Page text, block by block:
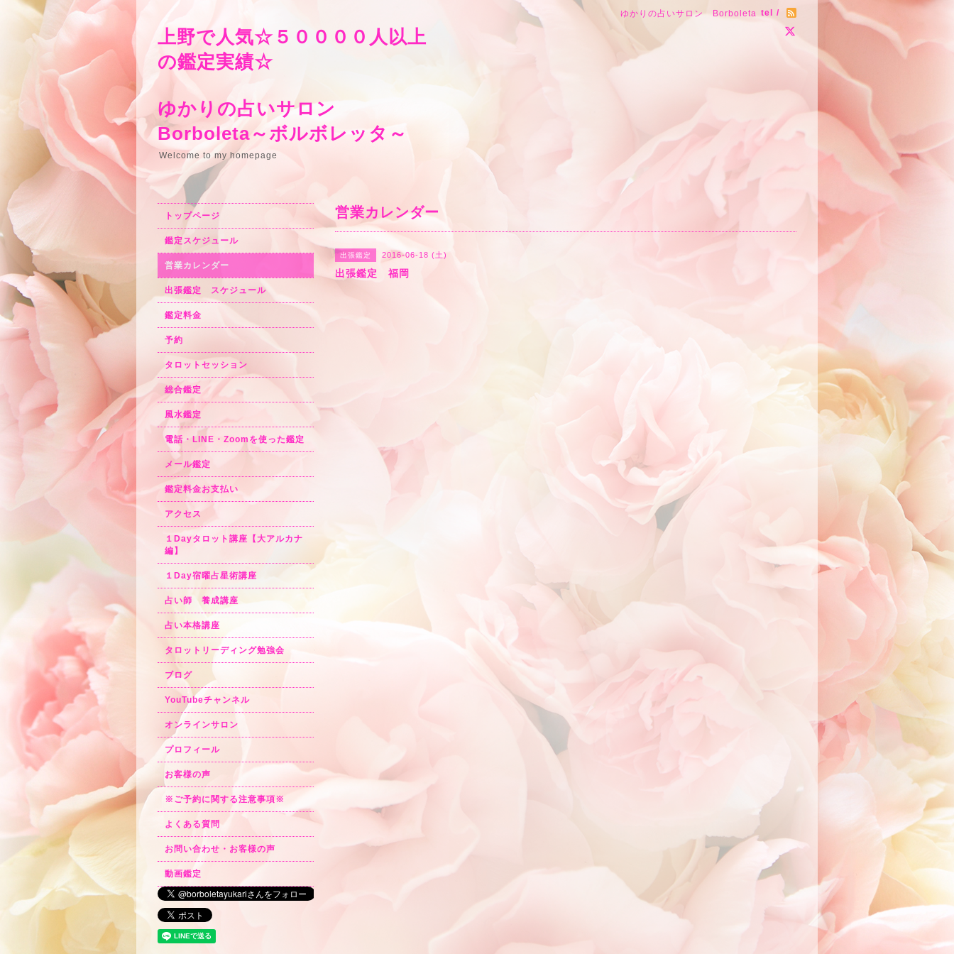
ゆかりの占いサロン Borboleta tel /
上野で人気☆５００００人以上
の鑑定実績☆
ゆかりの占いサロン
Borboleta～ボルボレッタ～
Welcome to my homepage
営業カレンダー
出張鑑定 2016-06-18 (土)
出張鑑定 福岡
トップページ
鑑定スケジュール
営業カレンダー
出張鑑定 スケジュール
鑑定料金
予約
タロットセッション
総合鑑定
風水鑑定
電話・LINE・Zoomを使った鑑定
メール鑑定
鑑定料金お支払い
アクセス
１Dayタロット講座【大アルカナ
編】
１Day宿曜占星術講座
占い師 養成講座
占い本格講座
タロットリーディング勉強会
ブログ
YouTubeチャンネル
オンラインサロン
プロフィール
お客様の声
※ご予約に関する注意事項※
よくある質問
お問い合わせ・お客様の声
動画鑑定